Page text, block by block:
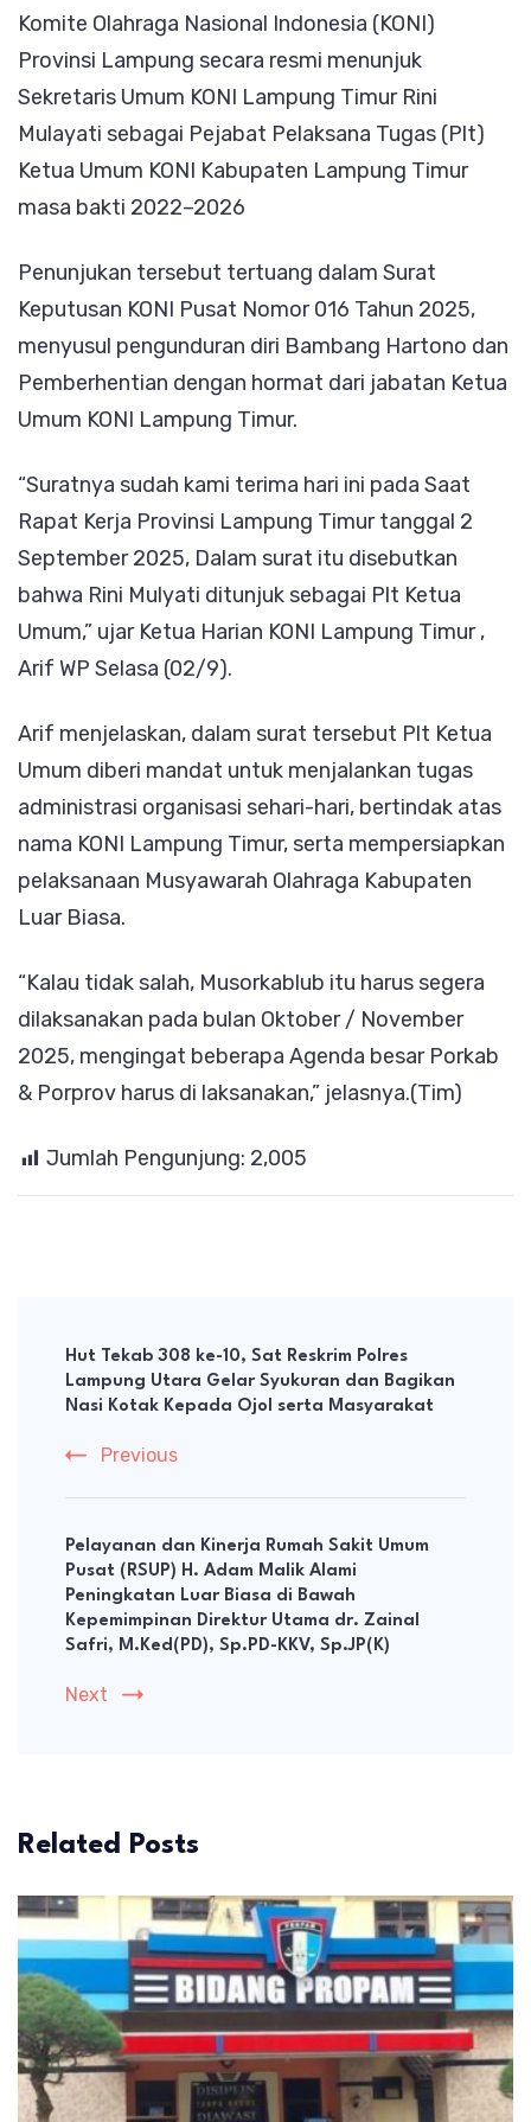
Komite Olahraga Nasional Indonesia (KONI)
Provinsi Lampung secara resmi menunjuk
Sekretaris Umum KONI Lampung Timur Rini
Mulayati sebagai Pejabat Pelaksana Tugas (Plt)
Ketua Umum KONI Kabupaten Lampung Timur
masa bakti 2022–2026
Penunjukan tersebut tertuang dalam Surat
Keputusan KONI Pusat Nomor 016 Tahun 2025,
menyusul pengunduran diri Bambang Hartono dan
Pemberhentian dengan hormat dari jabatan Ketua
Umum KONI Lampung Timur.
“Suratnya sudah kami terima hari ini pada Saat
Rapat Kerja Provinsi Lampung Timur tanggal 2
September 2025, Dalam surat itu disebutkan
bahwa Rini Mulyati ditunjuk sebagai Plt Ketua
Umum,” ujar Ketua Harian KONI Lampung Timur ,
Arif WP Selasa (02/9).
Arif menjelaskan, dalam surat tersebut Plt Ketua
Umum diberi mandat untuk menjalankan tugas
administrasi organisasi sehari-hari, bertindak atas
nama KONI Lampung Timur, serta mempersiapkan
pelaksanaan Musyawarah Olahraga Kabupaten
Luar Biasa.
“Kalau tidak salah, Musorkablub itu harus segera
dilaksanakan pada bulan Oktober / November
2025, mengingat beberapa Agenda besar Porkab
& Porprov harus di laksanakan,” jelasnya.(Tim)
Jumlah Pengunjung: 2,005
Navigation
Hut Tekab 308 ke-10, Sat Reskrim Polres
Lampung Utara Gelar Syukuran dan Bagikan
Nasi Kotak Kepada Ojol serta Masyarakat
Previous
Pelayanan dan Kinerja Rumah Sakit Umum
Pusat (RSUP) H. Adam Malik Alami
Peningkatan Luar Biasa di Bawah
Kepemimpinan Direktur Utama dr. Zainal
Safri, M.Ked(PD), Sp.PD-KKV, Sp.JP(K)
Next
Related Posts